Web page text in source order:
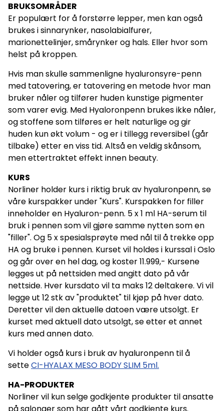
BRUKSOMRÅDER
Er populært for å forstørre lepper, men kan også
brukes i sinnarynker, nasolabialfurer,
marionettelinjer, smårynker og hals. Eller hvor som
helst på kroppen.
Hvis man skulle sammenligne hyaluronsyre-penn
med tatovering, er tatovering en metode hvor man
bruker nåler og tilfører huden kunstige pigmenter
som varer evig. Med Hyaloronpenn brukes ikke nåler,
og stoffene som tilføres er helt naturlige og gir
huden kun økt volum - og er i tillegg reversibel (går
tilbake) etter en viss tid. Altså en veldig skånsom,
men ettertraktet effekt innen beauty.
KURS
Norliner holder kurs i riktig bruk av hyaluronpenn, se
våre kurspakker under "Kurs". Kurspakken for filler
inneholder en Hyaluron-penn. 5 x 1 ml HA-serum til
bruk i pennen som vil gjøre samme nytten som en
"filler". Og 5 x spesialsprøyte med nål til å trekke opp
HA og bruke i pennen. Kurset vil holdes i kurssal i Oslo
og går over en hel dag, og koster 11.999,- Kursene
legges ut på nettsiden med angitt dato på vår
nettside. Hver kursdato vil ta maks 12 deltakere. Vi vil
legge ut 12 stk av "produktet" til kjøp på hver dato.
Deretter vil den aktuelle datoen være utsolgt. Er
kurset med aktuell dato utsolgt, se etter et annet
kurs med annen dato.
Vi holder også kurs i bruk av hyaluronpenn til å
setteCI-HYALAX MESO BODY SLIM 5ml.
HA-PRODUKTER
Norliner vil kun selge godkjente produkter til ansatte